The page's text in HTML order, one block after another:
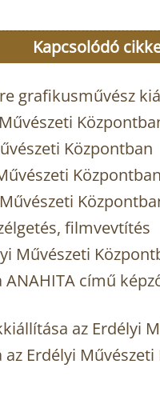
Kapcsolódó
grafikusművész
Központban
Központban
filmvevtítés
Művészeti
című
az Erdélyi
Erdélyi